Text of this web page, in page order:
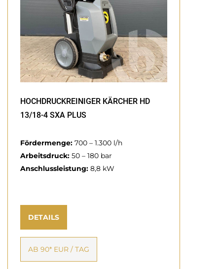
HOCHDRUCKREINIGER KÄRCHER HD
13/18-4 SXA PLUS
Fördermenge: 700 – 1.300 l/h
Arbeitsdruck: 50 – 180 bar
Anschlussleistung: 8,8 kW
DETAILS
AB 90* EUR / TAG